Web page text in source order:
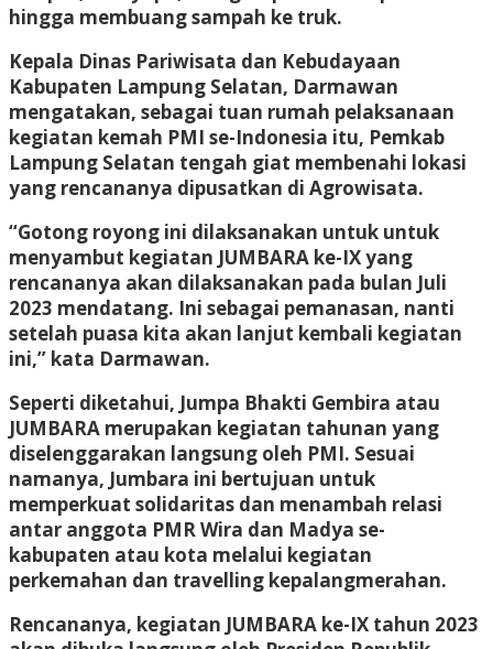
hingga membuang sampah ke truk.
Kepala Dinas Pariwisata dan Kebudayaan
Kabupaten Lampung Selatan, Darmawan
mengatakan, sebagai tuan rumah pelaksanaan
kegiatan kemah PMI se-Indonesia itu, Pemkab
Lampung Selatan tengah giat membenahi lokasi
yang rencananya dipusatkan di Agrowisata.
“Gotong royong ini dilaksanakan untuk untuk
menyambut kegiatan JUMBARA ke-IX yang
rencananya akan dilaksanakan pada bulan Juli
2023 mendatang. Ini sebagai pemanasan, nanti
setelah puasa kita akan lanjut kembali kegiatan
ini,” kata Darmawan.
Seperti diketahui, Jumpa Bhakti Gembira atau
JUMBARA merupakan kegiatan tahunan yang
diselenggarakan langsung oleh PMI. Sesuai
namanya, Jumbara ini bertujuan untuk
memperkuat solidaritas dan menambah relasi
antar anggota PMR Wira dan Madya se-
kabupaten atau kota melalui kegiatan
perkemahan dan travelling kepalangmerahan.
Rencananya, kegiatan JUMBARA ke-IX tahun 2023